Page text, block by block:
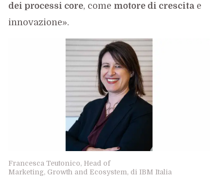
dei processi core, come motore di crescita e
innovazione».
Francesca Teutonico, Head of
Marketing, Growth and Ecosystem, di IBM Italia